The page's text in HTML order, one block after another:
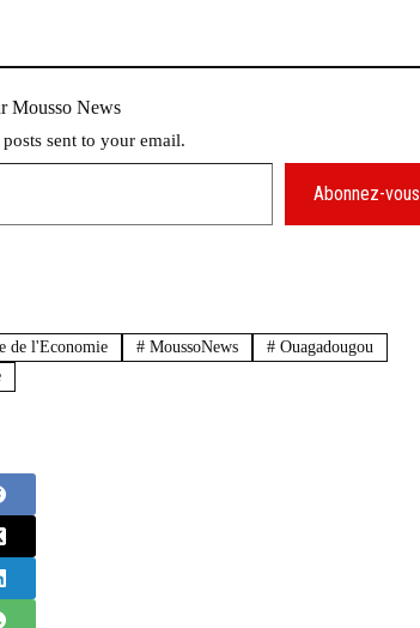
Mousso News
sent to your email.
Abonnez-vous
de l'Economie # MoussoNews #Ouagadougou